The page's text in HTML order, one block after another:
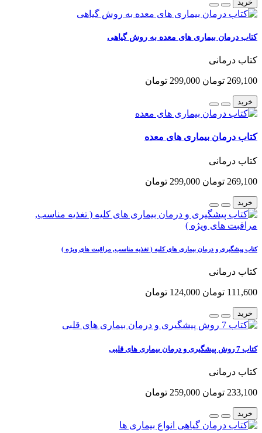
خرید
کتاب درمان بیماری های معده به روش گیاهی
کتاب درمانی
269,100 تومان 299,000 تومان
خرید
کتاب درمان بیماری های معده
کتاب درمانی
269,100 تومان 299,000 تومان
خرید
کتاب پیشگیری و درمان بیماری های کلیه ( تغذیه مناسب, مراقبت های ویژه )
کتاب درمانی
111,600 تومان 124,000 تومان
خرید
کتاب 7 روش پیشگیری و درمان بیماری های قلبی
کتاب درمانی
233,100 تومان 259,000 تومان
خرید